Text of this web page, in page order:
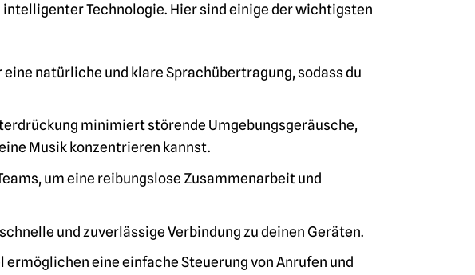
Technologie. Hier sind einige der wichtigsten
natürliche und klare Sprachübertragung, sodass du
minimiert störende Umgebungsgeräusche,
Musik konzentrieren kannst.
um eine reibungslose Zusammenarbeit und
und zuverlässige Verbindung zu deinen Geräten.
eine einfache Steuerung von Anrufen und